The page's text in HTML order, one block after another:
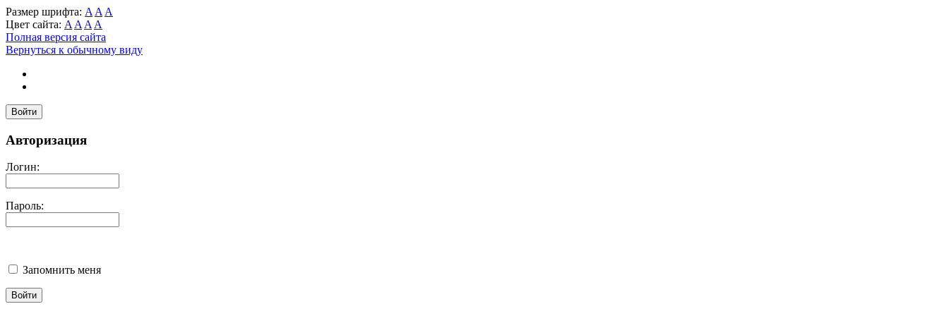
Размер шрифта: A A A
Цвет сайта: A A A A
Полная версия сайта
Вернуться к обычному виду
Войти
Авторизация
Логин:
Пароль:
Запомнить меня